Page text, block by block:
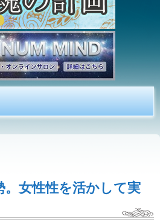
。女性性を活かして実